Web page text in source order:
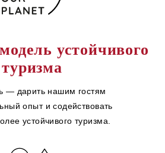
устойчивого
туризма
— дарить нашим гостям
опыт и содействовать
устойчивого туризма.